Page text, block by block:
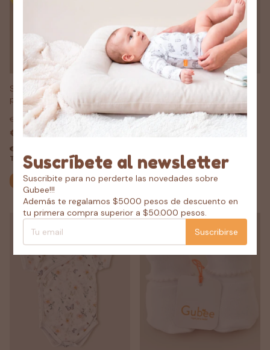
SALE -remera bebé con
protección solar filtro uv50
yaguareté
€8,16
€13,50
40
€7,34
TRANSFERENCIA 10% OFF
Comprar
body bebé cruzado kimono
mangas largas liso verde
menta
€14,97
€13,47
Comprar
1/2 /
Suscríbete al newsletter
Suscribite para no perderte las novedades sobre
Gubee!!!
Además te regalamos $5000 pesos de descuento en
tu primera compra superior a $50.000 pesos.
Suscribirse